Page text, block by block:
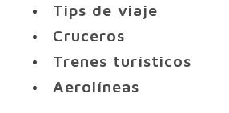
Tips de viaje
Cruceros
Trenes turísticos
Aerolíneas